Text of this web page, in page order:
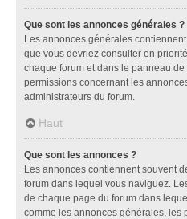
Que sont les annonces générales ?
Les annonces générales
que vous devriez consulter en
chaque forum et dans le panneau de
permissions concernant les
administrateurs du forum.
Haut
Que sont les annonces ?
Les annonces contiennent souvent
forum dans lequel vous naviguez.
de chaque page du forum dans
comme les annonces générales, les